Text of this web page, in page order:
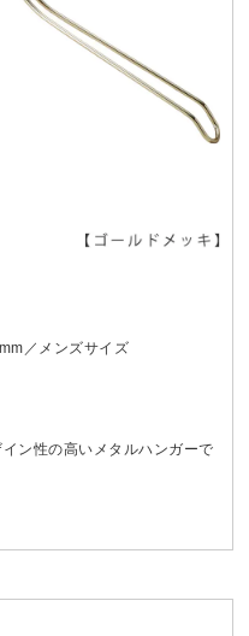
／メンズサイズ
ン性の高いメタルハンガーで